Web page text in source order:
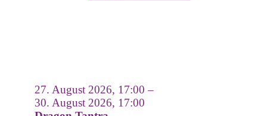
27. August 2026, 17:00 –
30. August 2026, 17:00